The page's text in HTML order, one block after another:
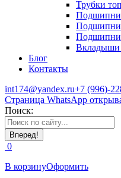
Трубки
Вкладыши
Блог
Контакты
int174@yandex.ru+7 (996)-
Страница WhatsApp
Поиск:
0
В корзинуОформить